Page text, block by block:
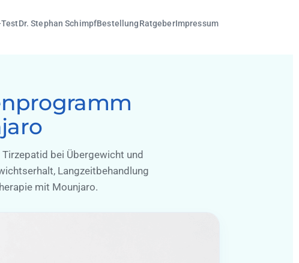
TestDr. Stephan SchimpfBestellungRatgeberImpressum
bei Übergewicht und
Langzeitbehandlung
mit Mounjaro.